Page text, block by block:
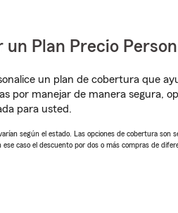
Plan Precio
un plan de cobertura que
por manejar de manera segura,
para usted.
según el estado. Las opciones de cobertura son
caso el descuento por dos o más compras de